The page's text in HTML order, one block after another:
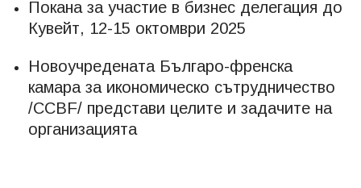
Покана за участие в бизнес делегация до
Кувейт, 12-15 октомври 2025
Новоучредената Българо-френска
камара за икономическо сътрудничество
/CCBF/ представи целите и задачите на
организацията